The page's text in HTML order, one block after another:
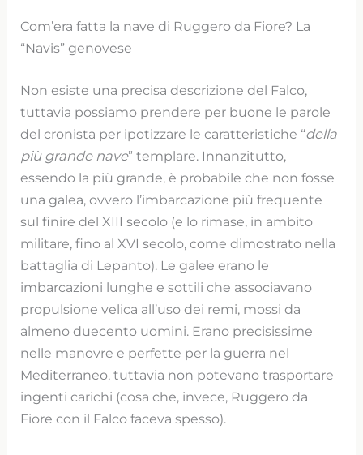
Com’era fatta la nave di Ruggero da Fiore? La
“Navis” genovese
Non esiste una precisa descrizione del Falco,
tuttavia possiamo prendere per buone le parole
del cronista per ipotizzare le caratteristiche “della
più grande nave” templare. Innanzitutto,
essendo la più grande, è probabile che non fosse
una galea, ovvero l’imbarcazione più frequente
sul finire del XIII secolo (e lo rimase, in ambito
militare, fino al XVI secolo, come dimostrato nella
battaglia di Lepanto). Le galee erano le
imbarcazioni lunghe e sottili che associavano
propulsione velica all’uso dei remi, mossi da
almeno duecento uomini. Erano precisissime
nelle manovre e perfette per la guerra nel
Mediterraneo, tuttavia non potevano trasportare
ingenti carichi (cosa che, invece, Ruggero da
Fiore con il Falco faceva spesso).